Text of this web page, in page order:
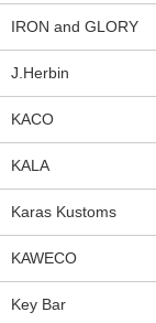
IRON and GLORY
J.Herbin
KACO
KALA
Karas Kustoms
KAWECO
Key Bar